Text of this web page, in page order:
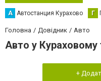
А Автостанция Курахово Г
Головна Довідник Авто
Авто у Кураховому
+